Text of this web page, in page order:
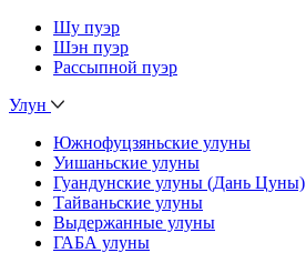
Шу пуэр
Шэн пуэр
Рассыпной пуэр
Улун
Южнофуцзяньские улуны
Уишаньские улуны
Гуандунские улуны (Дань Цуны)
Тайваньские улуны
Выдержанные улуны
ГАБА улуны